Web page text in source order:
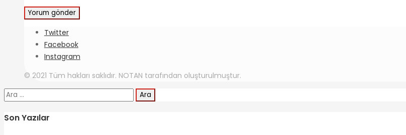
Twitter
Facebook
Instagram
© 2021 Tüm hakları saklıdır. NOTAN tarafından oluşturulmuştur.
Arama:
Son Yazılar